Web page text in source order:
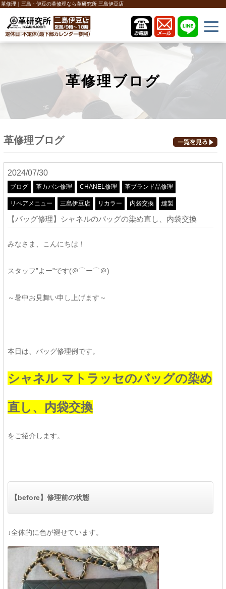
革修理｜三島・伊豆の革修理なら革研究所 三島伊豆店
革修理ブログ
革修理ブログ
2024/07/30
ブログ 革カバン修理 CHANEL修理 革ブランド品修理
リペアメニュー 三島伊豆店 リカラー 内袋交換 縫製
【バッグ修理】シャネルのバッグの染め直し、内袋交換
みなさま、こんにちは！
スタッフ”よー”です(＠⌒ー⌒＠)
～暑中お見舞い申し上げます～
本日は、バッグ修理例です。
シャネル マトラッセのバッグの染め
直し、内袋交換
をご紹介します。
【before】修理前の状態
↓全体的に色が褪せています。